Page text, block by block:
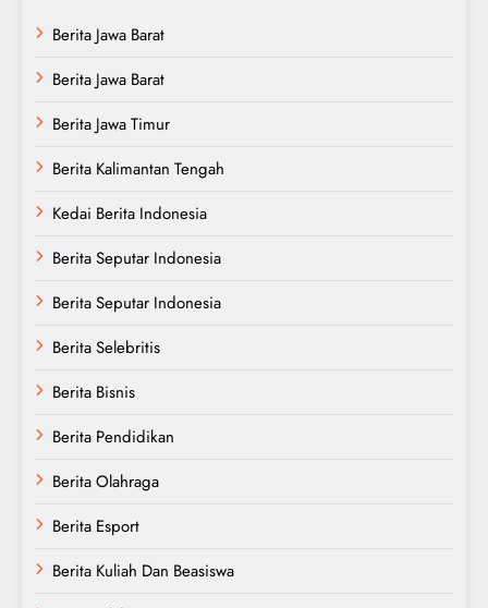
Berita Jawa Barat
Berita Jawa Barat
Berita Jawa Timur
Berita Kalimantan Tengah
Kedai Berita Indonesia
Berita Seputar Indonesia
Berita Seputar Indonesia
Berita Selebritis
Berita Bisnis
Berita Pendidikan
Berita Olahraga
Berita Esport
Berita Kuliah Dan Beasiswa